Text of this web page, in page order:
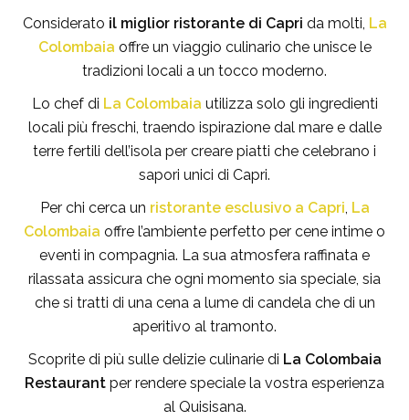
Considerato il miglior ristorante di Capri da molti, La
Colombaia offre un viaggio culinario che unisce le
tradizioni locali a un tocco moderno.
Lo chef di La Colombaia utilizza solo gli ingredienti
locali più freschi, traendo ispirazione dal mare e dalle
terre fertili dell’isola per creare piatti che celebrano i
sapori unici di Capri.
Per chi cerca un ristorante esclusivo a Capri, La
Colombaia offre l’ambiente perfetto per cene intime o
eventi in compagnia. La sua atmosfera raffinata e
rilassata assicura che ogni momento sia speciale, sia
che si tratti di una cena a lume di candela che di un
aperitivo al tramonto.
Scoprite di più sulle delizie culinarie di La Colombaia
Restaurant per rendere speciale la vostra esperienza
al Quisisana.